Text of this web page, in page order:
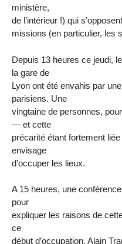
ministère,
de l’intérieur !) qui
missions (en particulier, les
Depuis 13 heures ce jeudi,
la gare de
Lyon ont été envahis par
parisiens. Une
vingtaine de personnes,
— et cette
précarité étant fortement
envisage
d’occuper les lieux.
A 15 heures, une
pour
expliquer les raisons de
ce
début d’occupation. Alain